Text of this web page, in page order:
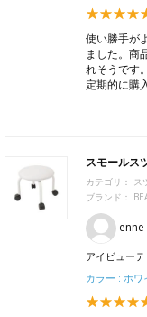
使い勝手が
ました。商
れそうです
定期的に購
スモールス
カテゴリ： ス
ブランド：
enne
アイビュー
カラー : ホワ